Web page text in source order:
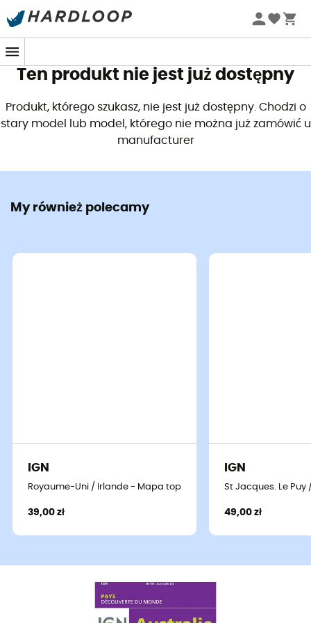
Letnie promocje 🔥 -5% DODATKOWO przy zakupie 2
Ten produkt nie jest już dostępny
Produkt, którego szukasz, nie jest już dostępny. Chodzi o
stary model lub model, którego nie można już zamówić u
manufacturer
My również polecamy
IGN
Royaume-Uni / Irlande - Mapa topograficzna
39,00 zł
IGN
St Jacques. Le
49,00 zł